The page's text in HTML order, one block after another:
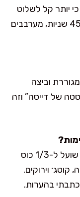
יותר קל לשלוט
במרקם. במיקרוגל עושים בפולסים של 45 שניות, מערבבים
וביצה
של דייסה” וזה
הכי פשוט: מקטינים את כמות השיבולת שועל ל-1/3 כוס
קוטג׳ וירוקים.
בהערות.